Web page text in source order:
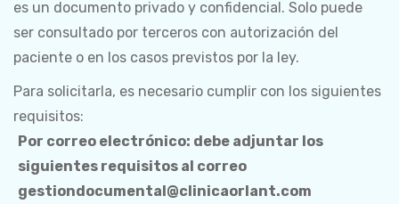
es un documento privado y confidencial. Solo puede
ser consultado por terceros con autorización del
paciente o en los casos previstos por la ley.
Para solicitarla, es necesario cumplir con los siguientes
requisitos:
Por correo electrónico: debe adjuntar los
siguientes requisitos al correo
gestiondocumental@clinicaorlant.com